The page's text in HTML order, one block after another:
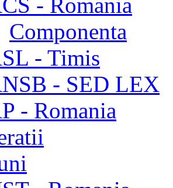
Componenta
- Timis
- SED LEX
- Romania